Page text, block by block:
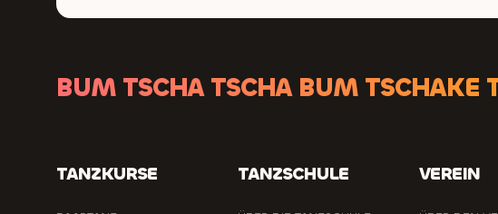
BUM TSCHA TSCHA BUM TSCHAKE
TANZKURSE TANZSCHULE VEREIN